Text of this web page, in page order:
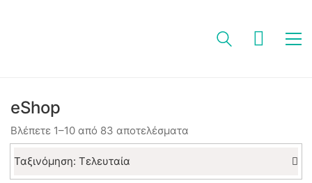
eShop
Βλέπετε 1–10 από 83 αποτελέσματα
by
Ταξινόμηση: Τελευταία